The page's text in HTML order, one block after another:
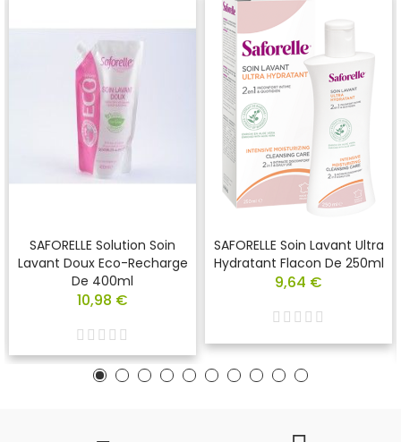
SAFORELLE Solution Soin
Lavant Doux Eco-Recharge
De 400ml
10,98 €
SAFORELLE Soin Lavant Ultra
Hydratant Flacon De 250ml
9,64 €